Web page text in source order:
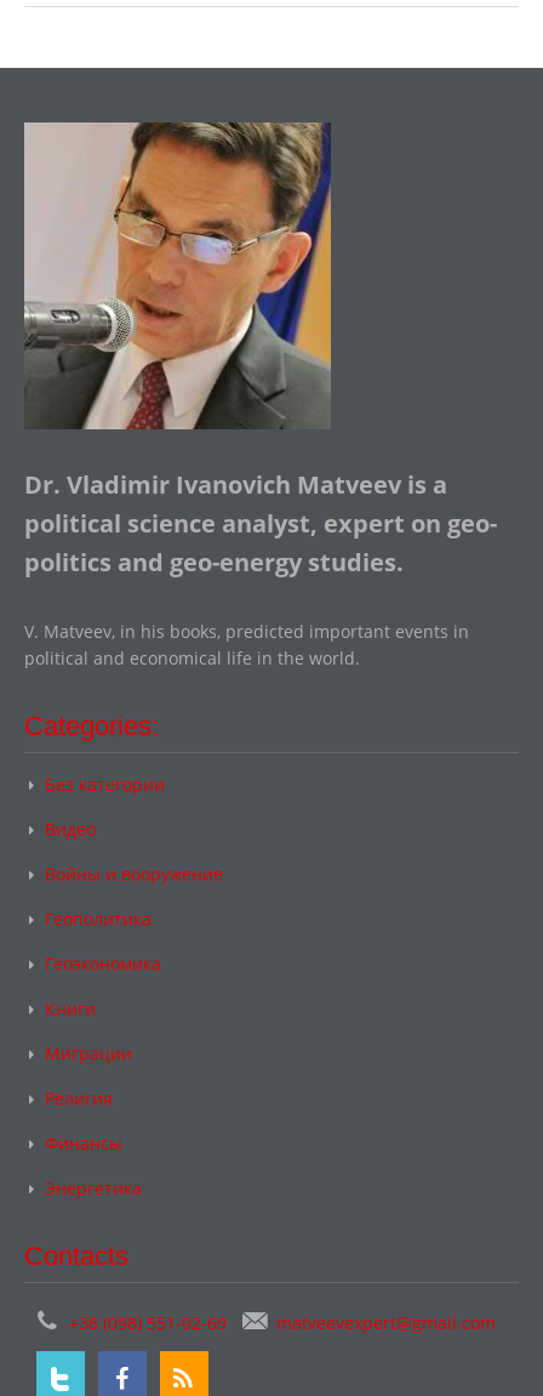
Dr. Vladimir Ivanovich Matveev is a
political science analyst, expert on geo-
politics and geo-energy studies.
V. Matveev, in his books, predicted important events in
political and economical life in the world.
Categories:
Без категории
Видео
Войны и вооружение
Геополитика
Геоэкономика
Книги
Миграции
Религия
Финансы
Энергетика
Contacts
+38 (098) 551-02-69 matveevexpert@gmail.com